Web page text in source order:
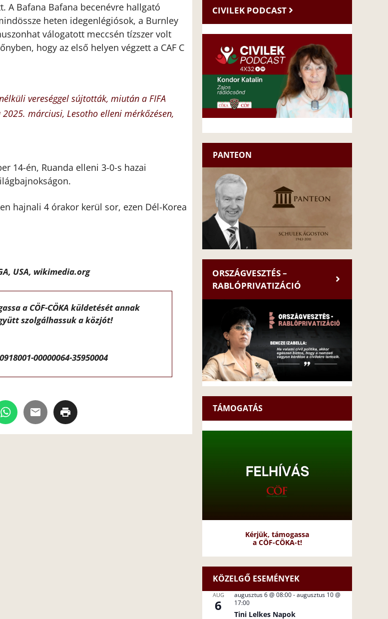
A Bafana Bafana becenévre hallgató
heten idegenlégiósok, a Burnley
válogatott meccsén tízszer volt
hogy az első helyen végzett a CAF C
vereséggel sújtották, miután a FIFA
márciusi, Lesotho elleni mérkőzésen,
14-én, Ruanda elleni 3-0-s hazai
hajnali 4 órakor kerül sor, ezen Dél-Korea
USA, wikimedia.org
a CÖF-CÖKA küldetését annak
szolgálhassuk a közjót!
00000064-35950004
CIVILEK PODCAST
PANTEON
ORSZÁGVESZTÉS –
RABLÓPRIVATIZÁCIÓ
TÁMOGATÁS
Kérjük, támogassa
a CÖF-CÖKA-t!
KÖZELGŐ ESEMÉNYEK
AUG
6
augusztus 6 @ 08:00-augusztus 10 @
17:00
Tini Lelkes Napok